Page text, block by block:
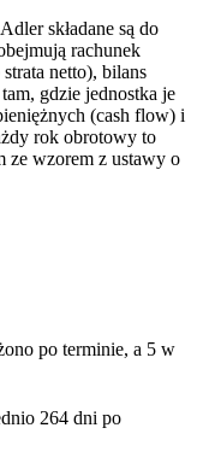
składane są do
rachunek
netto), bilans
gdzie jednostka je
(cash flow) i
rok obrotowy to
ze wzorem z ustawy o
po terminie, a 5 w
264 dni po